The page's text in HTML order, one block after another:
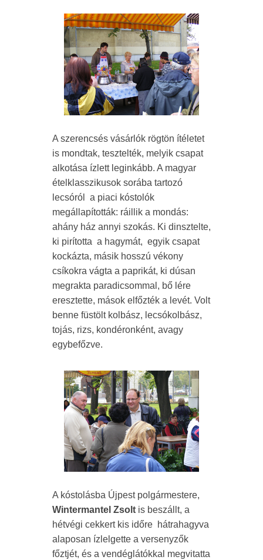
A szerencsés vásárlók rögtön ítéletet
is mondtak, tesztelték, melyik csapat
alkotása ízlett leginkább. A magyar
ételklasszikusok sorába tartozó
lecsóról a piaci kóstolók
megállapították: ráillik a mondás:
ahány ház annyi szokás. Ki dinsztelte,
ki pirította a hagymát, egyik csapat
kockázta, másik hosszú vékony
csíkokra vágta a paprikát, ki dúsan
megrakta paradicsommal, bő lére
eresztette, mások elfőzték a levét. Volt
benne füstölt kolbász, lecsókolbász,
tojás, rizs, kondéronként, avagy
egybefőzve.
A kóstolásba Újpest polgármestere,
Wintermantel Zsolt is beszállt, a
hétvégi cekkert kis időre hátrahagyva
alaposan ízlelgette a versenyzők
főztjét, és a vendéglátókkal megvitatta